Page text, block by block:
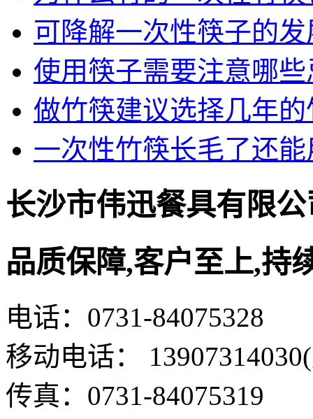
可降解一次性筷子的
使用筷子需要注意哪
做竹筷建议选择几年
一次性竹筷长毛了还
长沙市伟迅餐具有限公
品质保障,客户至上,持
电话：0731-84075328
移动电话：
传真：0731-84075319